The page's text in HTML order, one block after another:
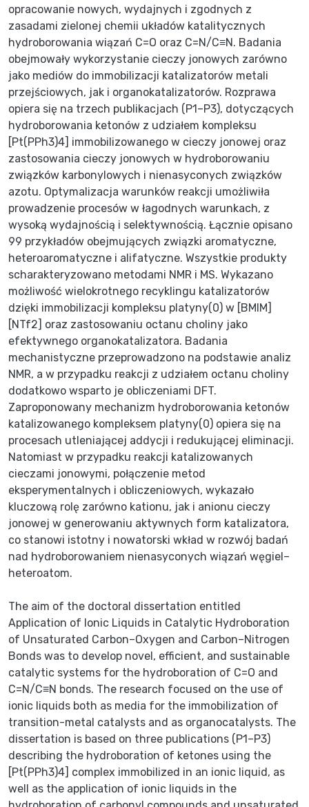
opracowanie nowych, wydajnych i zgodnych z
zasadami zielonej chemii układów katalitycznych
hydroborowania wiązań C=O oraz C=N/C≡N. Badania
obejmowały wykorzystanie cieczy jonowych zarówno
jako mediów do immobilizacji katalizatorów metali
przejściowych, jak i organokatalizatorów. Rozprawa
opiera się na trzech publikacjach (P1–P3), dotyczących
hydroborowania ketonów z udziałem kompleksu
[Pt(PPh3)4] immobilizowanego w cieczy jonowej oraz
zastosowania cieczy jonowych w hydroborowaniu
związków karbonylowych i nienasyconych związków
azotu. Optymalizacja warunków reakcji umożliwiła
prowadzenie procesów w łagodnych warunkach, z
wysoką wydajnością i selektywnością. Łącznie opisano
99 przykładów obejmujących związki aromatyczne,
heteroaromatyczne i alifatyczne. Wszystkie produkty
scharakteryzowano metodami NMR i MS. Wykazano
możliwość wielokrotnego recyklingu katalizatorów
dzięki immobilizacji kompleksu platyny(0) w [BMIM]
[NTf2] oraz zastosowaniu octanu choliny jako
efektywnego organokatalizatora. Badania
mechanistyczne przeprowadzono na podstawie analiz
NMR, a w przypadku reakcji z udziałem octanu choliny
dodatkowo wsparto je obliczeniami DFT.
Zaproponowany mechanizm hydroborowania ketonów
katalizowanego kompleksem platyny(0) opiera się na
procesach utleniającej addycji i redukującej eliminacji.
Natomiast w przypadku reakcji katalizowanych
cieczami jonowymi, połączenie metod
eksperymentalnych i obliczeniowych, wykazało
kluczową rolę zarówno kationu, jak i anionu cieczy
jonowej w generowaniu aktywnych form katalizatora,
co stanowi istotny i nowatorski wkład w rozwój badań
nad hydroborowaniem nienasyconych wiązań węgiel–
heteroatom.
The aim of the doctoral dissertation entitled
Application of Ionic Liquids in Catalytic Hydroboration
of Unsaturated Carbon–Oxygen and Carbon–Nitrogen
Bonds was to develop novel, efficient, and sustainable
catalytic systems for the hydroboration of C=O and
C=N/C≡N bonds. The research focused on the use of
ionic liquids both as media for the immobilization of
transition-metal catalysts and as organocatalysts. The
dissertation is based on three publications (P1–P3)
describing the hydroboration of ketones using the
[Pt(PPh3)4] complex immobilized in an ionic liquid, as
well as the application of ionic liquids in the